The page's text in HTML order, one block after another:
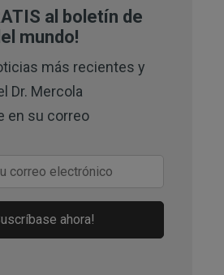
2016; 131:91-126
16, 2013; 8(1):
2018; 9: 757
April 6, 2022;
fimmu.2022.840245,
al boletín de
mundo!
más recientes y
Dr. Mercola
en su correo
ahora!